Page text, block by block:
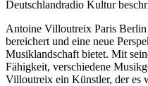
Deutschlandradio Kultur
Antoine Villoutreix Paris
bereichert und eine neue
Musiklandschaft bietet. Mit
Fähigkeit, verschiedene
Villoutreix ein Künstler, der es